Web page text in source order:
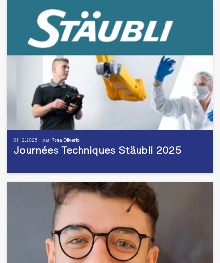
01.12.2025 | par Rosa Oliverio
Journées Techniques Stäubli 2025